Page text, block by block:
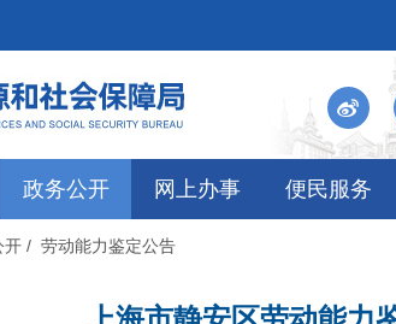
政务公开 网上办事 便民服务
开 / 劳动能力鉴定公告